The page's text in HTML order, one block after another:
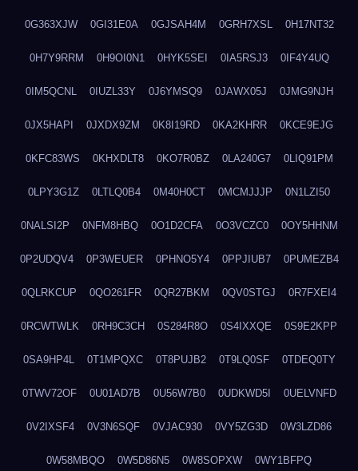
0G363XJW 0GI31E0A 0GJSAH4M 0GRH7XSL 0H17NT32
0H7Y9RRM 0H9OI0N1 0HYK5SEI 0IA5RSJ3 0IF4Y4UQ
0IM5QCNL 0IUZL33Y 0J6YMSQ9 0JAWX05J 0JMG9NJH
0JX5HAPI 0JXDX9ZM 0K8I19RD 0KA2KHRR 0KCE9EJG
0KFC83WS 0KHXDLT8 0KO7R0BZ 0LA240G7 0LIQ91PM
0LPY3G1Z 0LTLQ0B4 0M40H0CT 0MCMJJJP 0N1LZI50
0NALSI2P 0NFM8HBQ 0O1D2CFA 0O3VCZC0 0OY5HHNM
0P2UDQV4 0P3WEUER 0PHNO5Y4 0PPJIUB7 0PUMEZB4
0QLRKCUP 0QO261FR 0QR27BKM 0QV0STGJ 0R7FXEI4
0RCWTWLK 0RH9C3CH 0S284R8O 0S4IXXQE 0S9E2KPP
0SA9HP4L 0T1MPQXC 0T8PUJB2 0T9LQ0SF 0TDEQ0TY
0TWV72OF 0U01AD7B 0U56W7B0 0UDKWD5I 0UELVNFD
0V2IXSF4 0V3N6SQF 0VJAC930 0VY5ZG3D 0W3LZD86
0W58MBQO 0W5D86N5 0W8SOPXW 0WY1BFPQ